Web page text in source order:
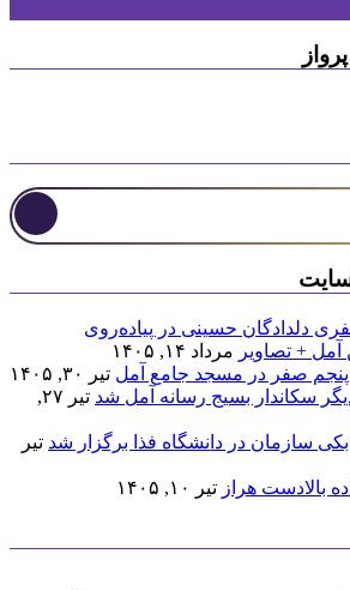
دلدادگان حسینی در پیاده‌روی
آمل + تصاویر مرداد ۱۴, ۱۴۰۵
صفر در مسجد جامع آمل تیر ۳۰, ۱۴۰۵
سکاندار بسیج رسانه آمل شد
تیر ۲۷,
سازمان در دانشگاه فذا برگزار شد تیر
بالادست هراز تیر ۱۰, ۱۴۰۵